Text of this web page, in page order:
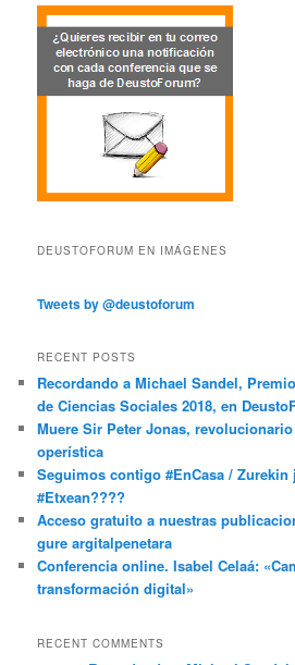
DEUSTOFORUM EN IMÁGENES
Tweets by @deustoforum
RECENT POSTS
Recordando a Michael Sandel,
de Ciencias Sociales 2018, en
Muere Sir Peter Jonas,
operística
Seguimos contigo #EnCasa / Zurekin
#Etxean????
Acceso gratuito a nuestras
gure argitalpenetara
Conferencia online. Isabel Celaá:
transformación digital»
RECENT COMMENTS